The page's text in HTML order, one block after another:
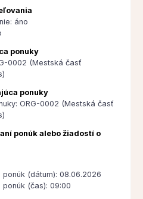
áno
ponuky
0002 (Mestská časť
ponuky
ORG-0002 (Mestská časť
ponúk alebo žiadostí o
(dátum): 08.06.2026
(čas): 09:00